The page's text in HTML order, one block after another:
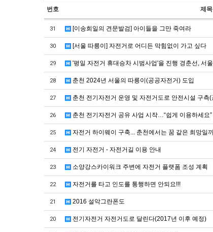
번호 제목
31 [이송희일의 견문발검] 아이들을 그만 죽여라
30 [서울 따릉이] 자전거로 어디든 막힘없이 가고 싶다
29 '평일 자전거 휴대승차 시범사업'을 진행 경춘선, 서
28 춘천 2024년 서울의 따릉이(공공자전거) 도입
27 춘천 전기자전거 운영 및 자전거도로 안전시설 구측
26 춘천 전기자전거 공유 사업 시작…“쉽게 이용하세요”
25 자전거 하이웨이 구축... 춘천에서는 꿈 같은 희망일
24 전기 자전거 - 자전거길 이용 안내
23 소양강스카이워크 주변에 자전거 플랫폼 조성 계획
22 자전거를 타고 인도를 통행하면 안되요!!!
21 2016 설악그란폰도
20 전기자전거 자전거도로 달린다(2017년 이후 예정)